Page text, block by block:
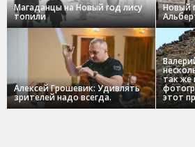
Магаданцы на Новый год лису
топили
Новый
Алексей Грошевик: Удивлять
зрителей надо всегда.
так же
этот